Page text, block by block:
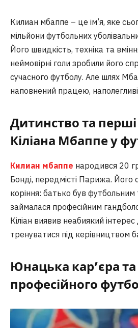
Килиан мбаппе – це ім’я, яке
мільйони футбольних
Його швидкість, техніка та
неймовірні голи зробили його
сучасного футболу. Але шлях
наповнений працею,
Дитинство та
Кіліана Мбаппе у
Килиан мбаппе народився 20
Бонді, передмісті Парижа. Його
коріння: батько був
займалася професійним
Кіліан виявив неабиякий
тренуватися під керівництвом
Юнацька кар’єра
професійного